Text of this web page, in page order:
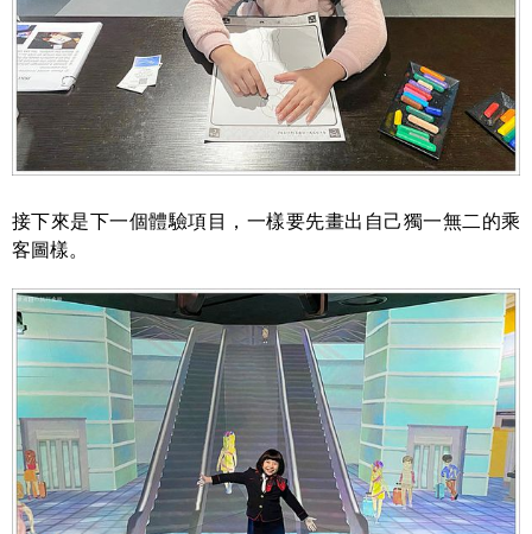
接下來是下一個體驗項目，一樣要先畫出自己獨一無二的乘
客圖樣。